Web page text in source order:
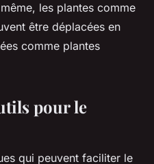
les plantes comme
être déplacées en
comme plantes
pour le
qui peuvent faciliter le